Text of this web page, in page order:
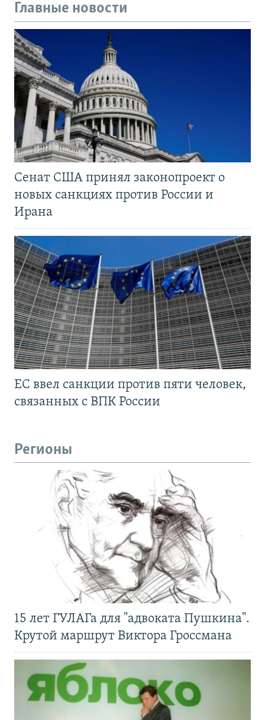
Главные новости
Сенат США принял законопроект о
новых санкциях против России и
Ирана
ЕС ввел санкции против пяти человек,
связанных с ВПК России
Регионы
15 лет ГУЛАГа для "адвоката Пушкина".
Крутой маршрут Виктора Гроссмана